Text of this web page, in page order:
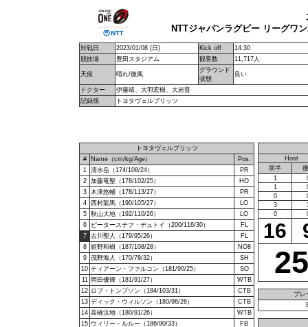
NTTジャパンラグビー リーグワ
対戦日 2023/01/08 (日) Kick off
14:30
競技場
豊田スタジアム 観客数 11,717人
天候 晴れ/微風
グラウンド
状態
良い
ドクター
伊藤靖、大羽宏樹、大岩晋
記録係
トヨタヴェルブリッツ
トヨタヴェルブリッツ
#
Name（cm/kg/Age）
Pos.
1
清水岳（174/108/24）
PR
2
加藤竜聖（178/102/25）
HO
3
木津悠輔（178/113/27）
PR
4
西村龍馬（190/105/27）
LO
5
秋山大地（192/110/26）
LO
6
ピーターステフ・デュトイ（200/116/30）
FL
7
古川聖人（179/95/26）
FL
8
姫野和樹（187/108/28）
NO8
9
茂野海人（170/78/32）
SH
10 ティアーン・ファルコン（181/90/25）
SO
11 岡田優輝（181/91/27）
WTB
12 ロブ・トンプソン（184/103/31）
CTB
13 ディック・ウィルソン（180/96/26）
CTB
14 高橋汰地（180/91/26）
WTB
15 ウィリー・ルルー（186/90/33）
FB
Host
前半
1
1
0
3
0
16
25
プレ